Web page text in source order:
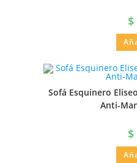
$
Sofá Esquinero
Anti-
$